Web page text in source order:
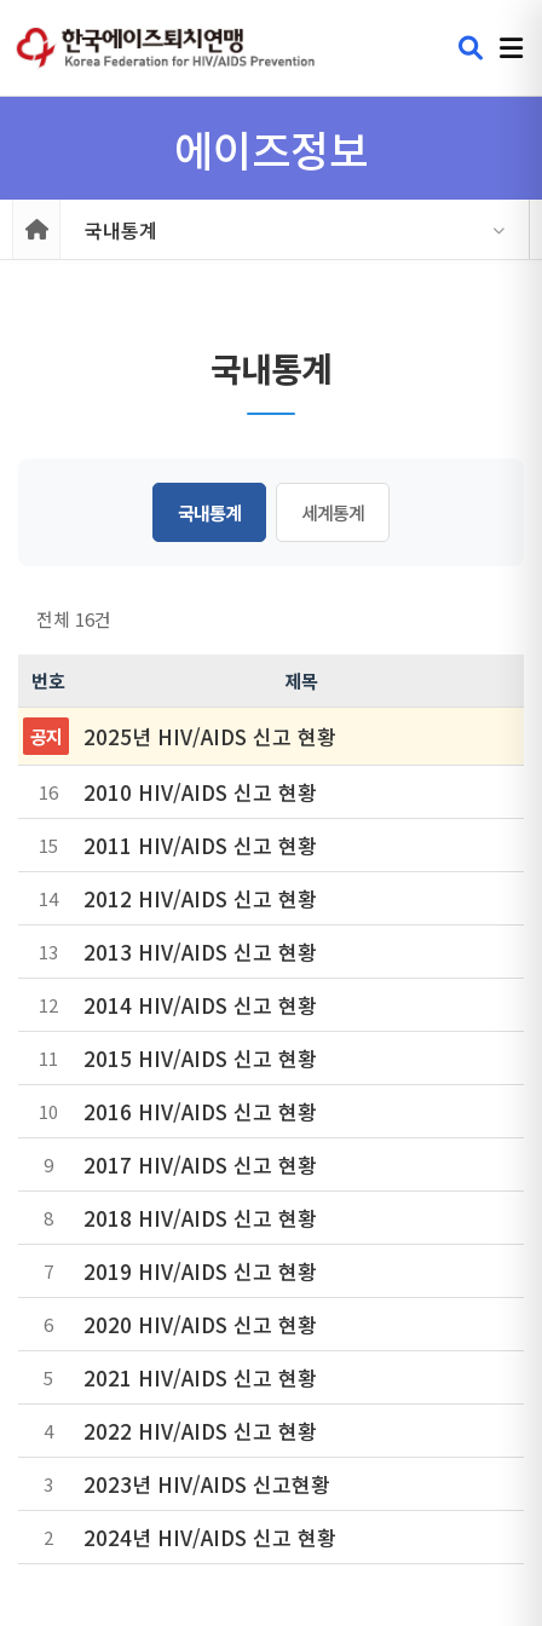
에이즈정보
국내통계
국내통계
국내통계 세계통계
전체 16건
번호 제목
공지 2025년 HIV/AIDS 신고 현황
16 2010 HIV/AIDS 신고 현황
15 2011 HIV/AIDS 신고 현황
14 2012 HIV/AIDS 신고 현황
13 2013 HIV/AIDS 신고 현황
12 2014 HIV/AIDS 신고 현황
11 2015 HIV/AIDS 신고 현황
10 2016 HIV/AIDS 신고 현황
9 2017 HIV/AIDS 신고 현황
8 2018 HIV/AIDS 신고 현황
7 2019 HIV/AIDS 신고 현황
6 2020 HIV/AIDS 신고 현황
5 2021 HIV/AIDS 신고 현황
4 2022 HIV/AIDS 신고 현황
3 2023년 HIV/AIDS 신고현황
2 2024년 HIV/AIDS 신고 현황